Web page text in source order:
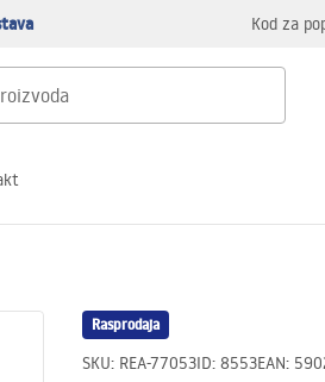
Kod za
Rasprodaja
SKU: REA-77053ID: 8553EAN: